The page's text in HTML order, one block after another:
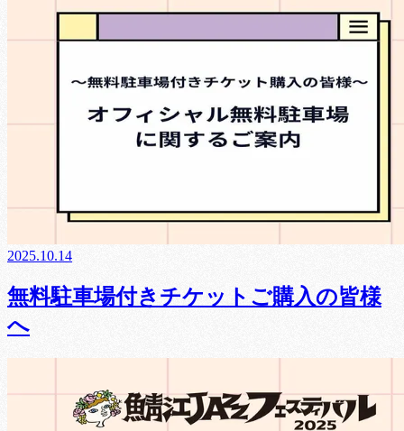
2025.10.14
無料駐車場付きチケットご購入の皆様
へ